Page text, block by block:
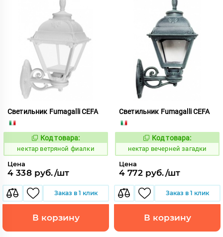
Светильник Fumagalli CEFA
Код:
1126489
Код товара:
нектар ветряной фиалки
Цена
4 338 руб./шт
Заказ в 1 клик
В корзину
Светильник Fumagalli CEFA
Код:
1126527
Код товара:
нектар вечерней загадки
Цена
4 772 руб./шт
Заказ в 1 клик
В корзину